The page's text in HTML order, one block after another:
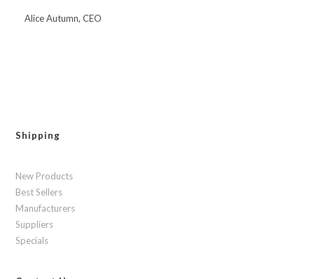
Alice Autumn, CEO
Shipping
New Products
Best Sellers
Manufacturers
Suppliers
Specials